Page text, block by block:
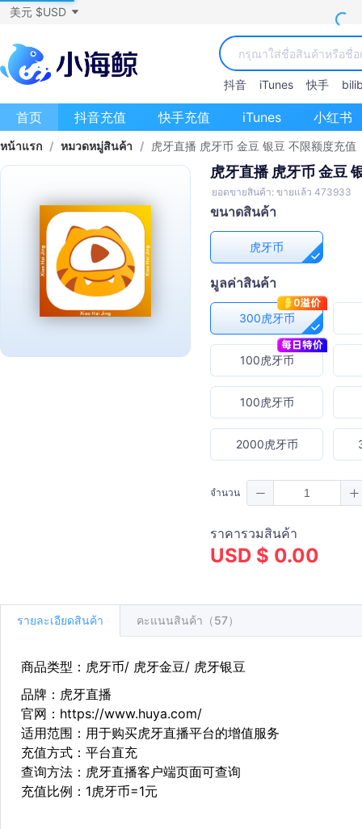
美元 $USD
抖音 iTunes 快手
首页 抖音充值 快手充值 iTunes 小红书
หน้าแรก / หมวดหมู่สินค้า / 虎牙直播 虎牙币 金豆 银豆 不限额度充值
虎牙直播 虎牙币 金豆
ยอดขายสินค้า: ขายแล้ว 473933
ขนาดสินค้า
虎牙币
มูลค่าสินค้า
300虎牙币
100虎牙币
100虎牙币
2000虎牙币
จำนวน
ราคารวมสินค้า
USD $ 0.00
รายละเอียดสินค้า คะแนนสินค้า（57）
商品类型：虎牙币/ 虎牙金豆/ 虎牙银豆
品牌：虎牙直播
官网：https://www.huya.com/
适用范围：用于购买虎牙直播平台的增值服务
充值方式：平台直充
查询方法：虎牙直播客户端页面可查询
充值比例：1虎牙币=1元